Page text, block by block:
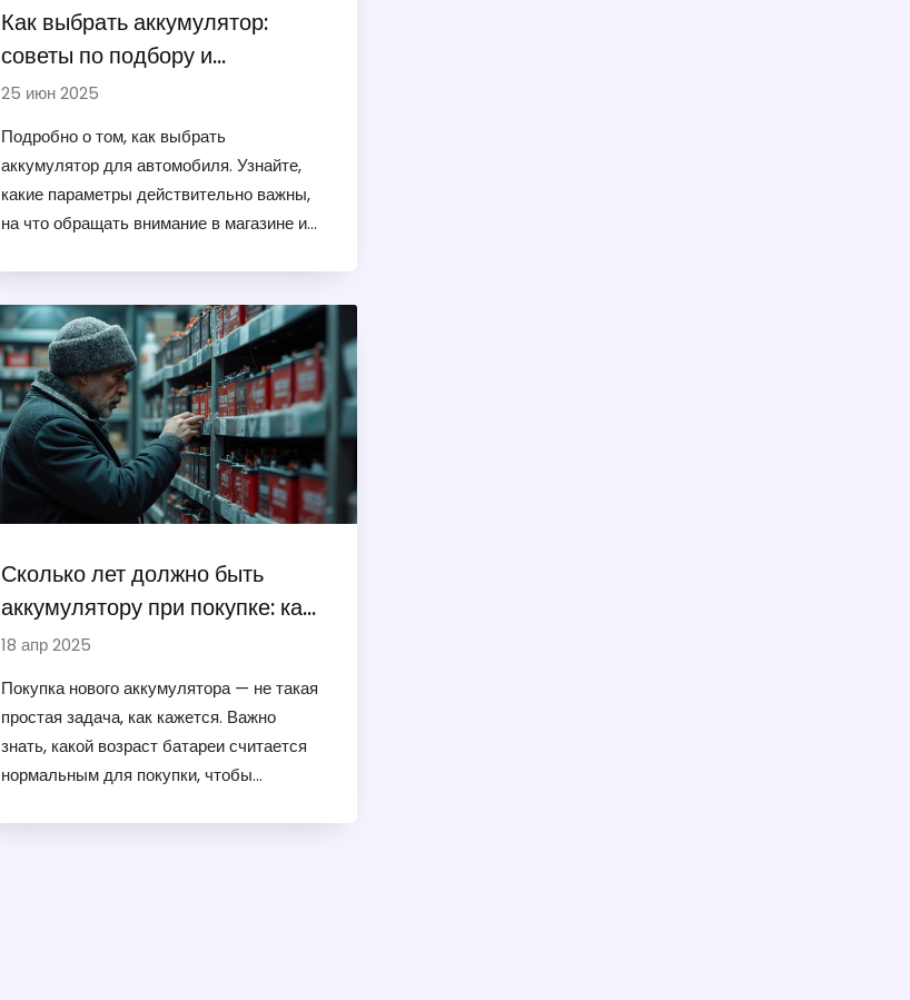
Как выбрать аккумулятор:
советы по подбору и
эксплуатации для машины
25 июн 2025
Подробно о том, как выбрать
аккумулятор для автомобиля. Узнайте,
какие параметры действительно важны,
на что обращать внимание в магазине и
Сколько лет должно быть
аккумулятору при покупке: как
не ошибиться с выбором
18 апр 2025
Покупка нового аккумулятора — не такая
простая задача, как кажется. Важно
знать, какой возраст батареи считается
нормальным для покупки, чтобы